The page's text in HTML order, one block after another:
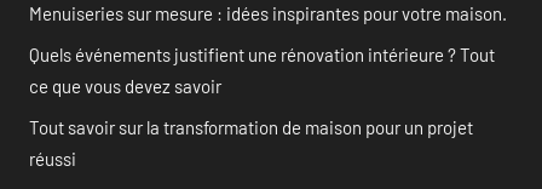
Menuiseries sur mesure : idées inspirantes pour votre maison.
Quels événements justifient une rénovation intérieure ? Tout
ce que vous devez savoir
Tout savoir sur la transformation de maison pour un projet
réussi